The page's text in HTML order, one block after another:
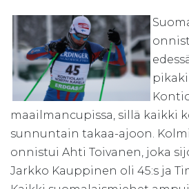
maailmancupissa, sillä kaikki
sunnuntain takaa-ajoon.
onnistui Ahti Toivanen, joka
Jarkko Kauppinen oli 45:s ja